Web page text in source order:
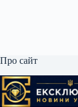
Про сайт